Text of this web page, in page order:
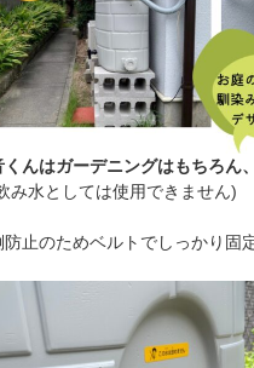
くんはガーデニングはもちろん
み水としては使用できません)
防止のためベルトでしっかり固